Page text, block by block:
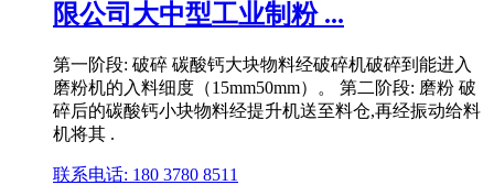
限公司大中型工业制粉 ...
第一阶段: 破碎 碳酸钙大块物料经破碎机破碎到能进入
磨粉机的入料细度（15mm50mm）。 第二阶段: 磨粉 破
碎后的碳酸钙小块物料经提升机送至料仓,再经振动给料
机将其 .
联系电话: 180 3780 8511